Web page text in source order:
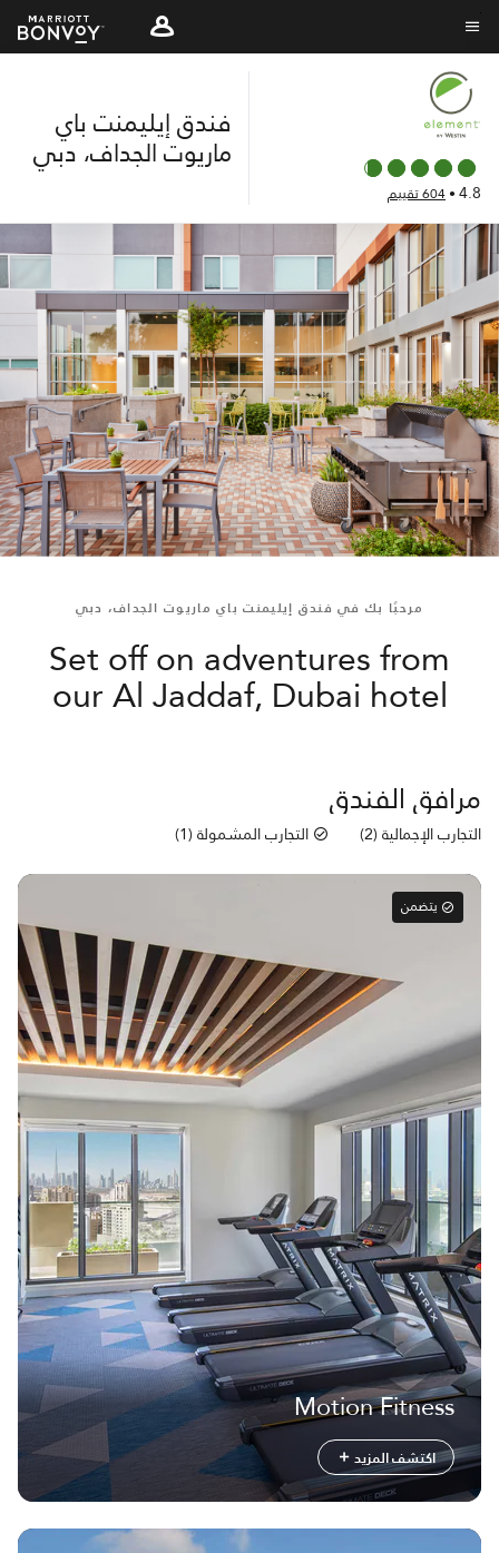
Skip
to
main
content
نص القائمة
4.8
•604 تقييم
فندق إيليمنت باي
ماريوت الجداف، دبي
مرحبًا بك في فندق إيليمنت باي ماريوت الجداف، دبي
Set off on adventures from
our Al Jaddaf, Dubai hotel
مرافق الفندق
التجارب الإجمالية (2) التجارب المشمولة (1)
يتضمن
Motion Fitness
اكتشف المزيد